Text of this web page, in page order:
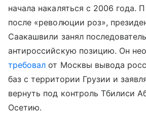
начала накаляться с 2006 года.
после «революции роз»,
Саакашвили занял
антироссийскую позицию. Он
требовал от Москвы вывода
баз с территории Грузии и
вернуть под контроль Тбилиси
Осетию.